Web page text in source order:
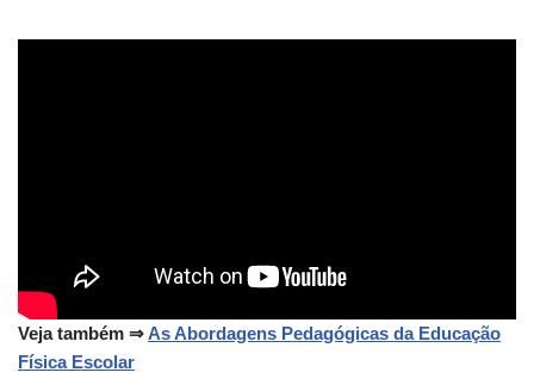
Veja também ⇒As Abordagens Pedagógicas da Educação
Física Escolar